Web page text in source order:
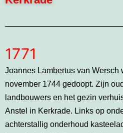
1771
Joannes Lambertus van Wersch
november 1744 gedoopt. Zijn
landbouwers en het gezin
Anstel in Kerkrade. Links op
achterstallig onderhoud